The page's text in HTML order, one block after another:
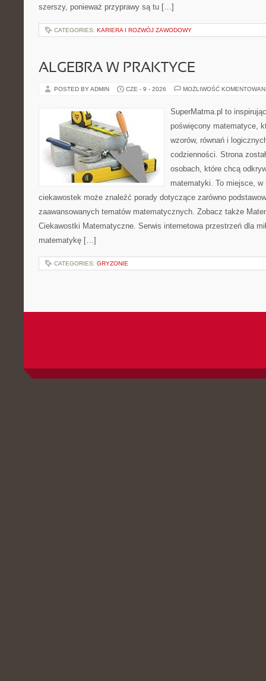
szerszy, ponieważ przyprawy są tu […]
CATEGORIES: KARIERA I ROZWÓJ ZAWODOWY
ALGEBRA W PRAKTYCE
POSTED BY ADMIN CZE - 9 - 2026 MOŻLIWOŚĆ
SuperMatma.pl to
poświęcony matematyce,
wzorów, równań i
codzienności. Strona
osobach, które chcą
matematyki. To miejsce,
ciekawostek może znaleźć porady dotyczące zarówno
zaawansowanych tematów matematycznych. Zobacz także
Ciekawostki Matematyczne. Serwis internetowa przestrzeń dla
matematykę […]
CATEGORIES: GRYZONIE